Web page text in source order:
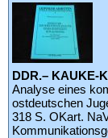
Warenkorb
AGB
Widerruf
Datenschutz
Impressum
DDR.– KAUKE-
Analyse eines
ostdeutschen
318 S. OKart.